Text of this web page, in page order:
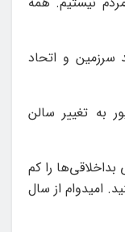
سرزمین و اتحاد
به تغییر سالن
را کم
امیدوام از سال